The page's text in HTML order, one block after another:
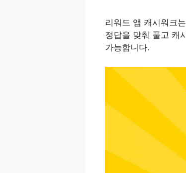
리워드 앱 캐시워크
정답을 맞춰 풀고 캐
가능합니다.